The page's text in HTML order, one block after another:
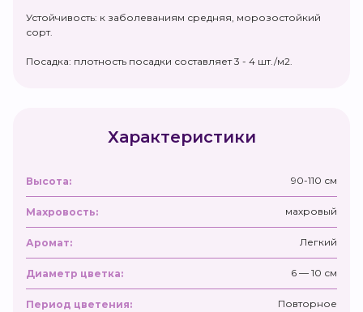
Устойчивость: к заболеваниям средняя, морозостойкий
сорт.
Посадка: плотность посадки составляет 3 - 4 шт./м2.
Характеристики
Высота: 90-110 см
Махровость: махровый
Аромат: Легкий
Диаметр цветка: 6 — 10 см
Период цветения: Повторное